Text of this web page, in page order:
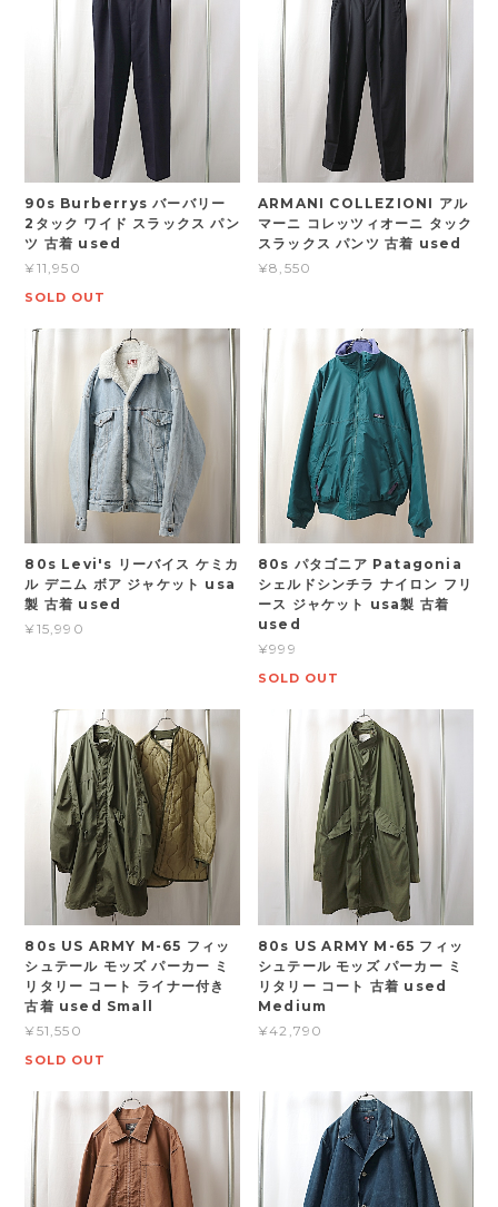
90s Burberrys バーバリー
2タック ワイド スラックス パン
ツ 古着 used
¥11,950
SOLD OUT
ARMANI COLLEZIONI アル
マーニ コレッツィオーニ タック
スラックス パンツ 古着 used
¥8,550
80s Levi's リーバイス ケミカ
ル デニム ボア ジャケット usa
製 古着 used
¥15,990
80s パタゴニア Patagonia
シェルドシンチラ ナイロン フリ
ース ジャケット usa製 古着
used
¥999
SOLD OUT
80s US ARMY M-65 フィッ
シュテール モッズ パーカー ミ
リタリー コート ライナー付き
古着 used Small
¥51,550
SOLD OUT
80s US ARMY M-65 フィッ
シュテール モッズ パーカー ミ
リタリー コート 古着 used
Medium
¥42,790